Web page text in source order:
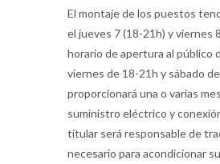
El montaje de los puestos
el jueves 7 (18-21h) y viernes
horario de apertura al público
viernes de 18-21h y sábado
proporcionará una o varias
suministro eléctrico y
titular será responsable de
necesario para acondicionar